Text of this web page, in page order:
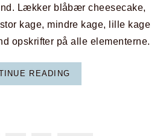
Lækker blåbær cheesecake,
kage, mindre kage, lille kage
opskrifter på alle elementerne.
READING